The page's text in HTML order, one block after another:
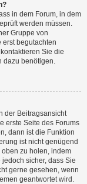
in dem Forum, in dem
werden müssen.
Gruppe von
erst begutachten
Sie die
dazu benötigen.
der Beitragsansicht
erste Seite des Forums
dann ist die Funktion
ist nicht genügend
zu holen, indem
sicher, dass Sie
gerne gesehen, wenn
geantwortet wird.